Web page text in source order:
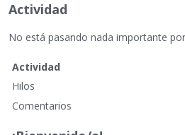
Actividad
No está pasando nada importante por
Actividad
Hilos
Comentarios